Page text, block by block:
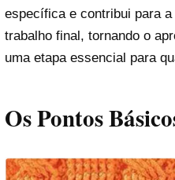
específica e contribui para
trabalho final, tornando o
uma etapa essencial para
Os Pontos